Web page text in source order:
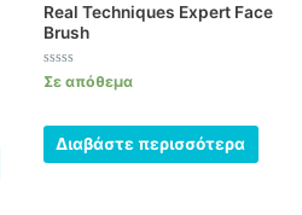
Real Techniques Expert Face
Brush
Βαθμολογήθηκε
με
5
Σε απόθεμα
Διαβάστε περισσότερα